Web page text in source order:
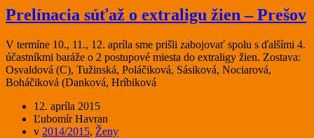
Prelínacia súťaž o extraligu žien – Prešov
V termíne 10., 11., 12. apríla sme prišli zabojovať spolu s ďalšími 4.
účastníkmi baráže o 2 postupové miesta do extraligy žien. Zostava:
Osvaldová (C), Tužinská, Poláčiková, Sásiková, Nociarová,
Boháčiková (Danková, Hríbiková
12. apríla 2015
Ľubomír Havran
v 2014/2015, Ženy